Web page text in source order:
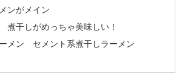
ンがメイン
干しがめっちゃ美味しい！
メン セメント系煮干しラーメン